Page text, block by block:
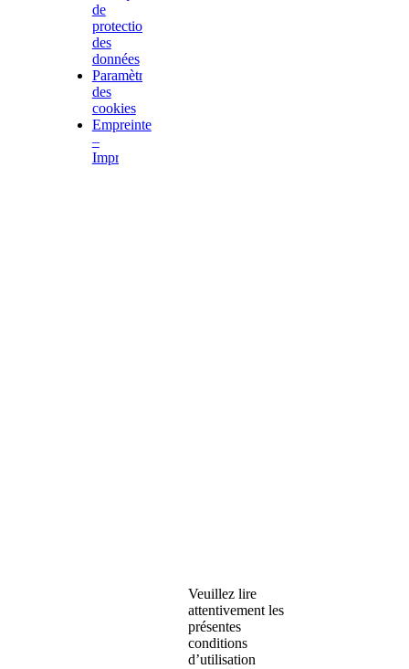
de
protection
des
données
Paramètres
des
cookies
Empreinte
–
Impressum
Veuillez lire
attentivement les
présentes
conditions
d’utilisation